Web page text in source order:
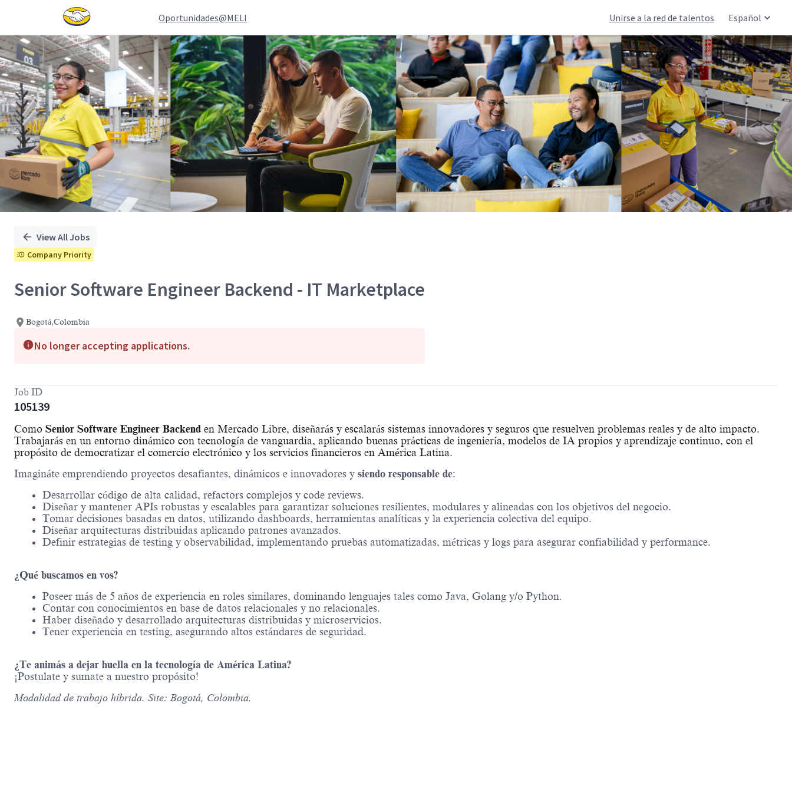
Oportunidades@MELI Unirse a la red de talentos Español
Single
Position
View All Jobs
Company Priority
Senior Software Engineer Backend - IT Marketplace
Bogotá,Colombia
No longer accepting applications.
Job ID
105139
Como Senior Software Engineer Backend en Mercado Libre, diseñarás y escalarás sistemas innovadores y seguros que resuelven problemas reales y de alto impacto.
Trabajarás en un entorno dinámico con tecnología de vanguardia, aplicando buenas prácticas de ingeniería, modelos de IA propios y aprendizaje continuo, con el
propósito de democratizar el comercio electrónico y los servicios financieros en América Latina.
Imagináte emprendiendo proyectos desafiantes, dinámicos e innovadores y siendo responsable de:
Desarrollar código de alta calidad, refactors complejos y code reviews.
Diseñar y mantener APIs robustas y escalables para garantizar soluciones resilientes, modulares y alineadas con los objetivos del negocio.
Tomar decisiones basadas en datos, utilizando dashboards, herramientas analíticas y la experiencia colectiva del equipo.
Diseñar arquitecturas distribuidas aplicando patrones avanzados.
Definir estrategias de testing y observabilidad, implementando pruebas automatizadas, métricas y logs para asegurar confiabilidad y performance.
¿Qué buscamos en vos?
Poseer más de 5 años de experiencia en roles similares, dominando lenguajes tales como Java, Golang y/o Python.
Contar con conocimientos en base de datos relacionales y no relacionales.
Haber diseñado y desarrollado arquitecturas distribuidas y microservicios.
Tener experiencia en testing, asegurando altos estándares de seguridad.
¿Te animás a dejar huella en la tecnología de América Latina?
¡Postulate y sumate a nuestro propósito!
Modalidad de trabajo híbrida. Site: Bogotá, Colombia.